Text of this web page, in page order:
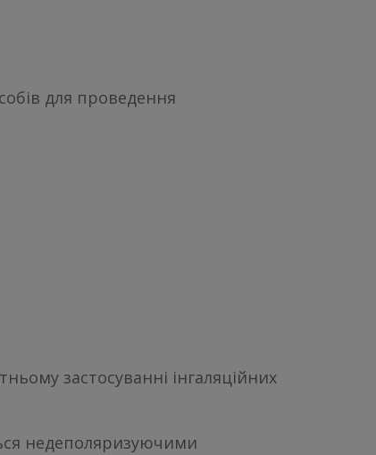
для проведення
застосуванні інгаляційних
недеполяризуючими